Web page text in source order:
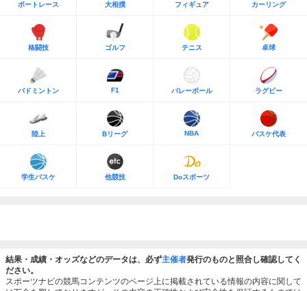
ボートレース 大相撲 フィギュア カーリング
格闘技 ゴルフ テニス 卓球
バドミントン F1 バレーボール ラグビー
陸上 Bリーグ NBA バスケ代表
学生バスケ 他競技 Doスポーツ
結果・成績・オッズなどのデータは、必ず主催者発行のものと照合し確認してく
ださい。
スポーツナビの競馬コンテンツのページ上に掲載されている情報の内容に関して